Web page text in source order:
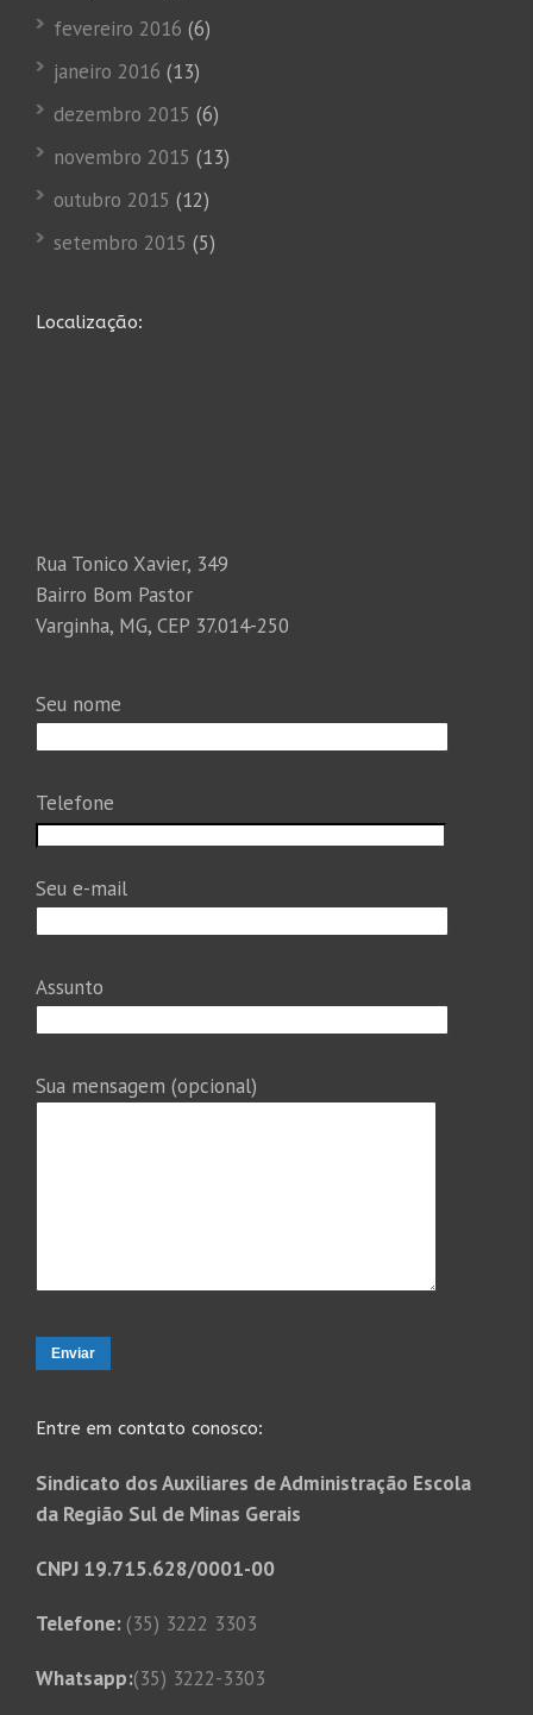
fevereiro 2016 (6)
janeiro 2016 (13)
dezembro 2015 (6)
novembro 2015 (13)
outubro 2015 (12)
setembro 2015 (5)
Localização:
Rua Tonico Xavier, 349
Bairro Bom Pastor
Varginha, MG, CEP 37.014-250
Seu nome
Telefone
Seu e-mail
Assunto
Sua mensagem (opcional)
Entre em contato conosco:
Sindicato dos Auxiliares de Administração Escola
da Região Sul de Minas Gerais
CNPJ 19.715.628/0001-00
Telefone: (35) 3222 3303
Whatsapp:(35) 3222-3303